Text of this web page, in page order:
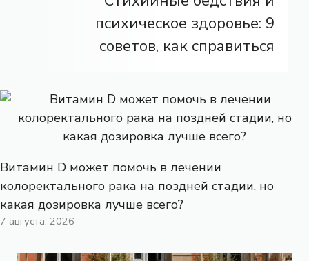
психическое здоровье: 9
советов, как справиться
Витамин D может помочь в лечении
колоректального рака на поздней стадии, но
какая дозировка лучше всего?
7 августа, 2026